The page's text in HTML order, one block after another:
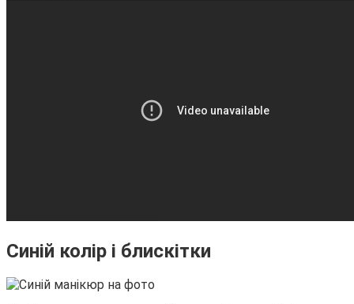
Синій колір і блискітки